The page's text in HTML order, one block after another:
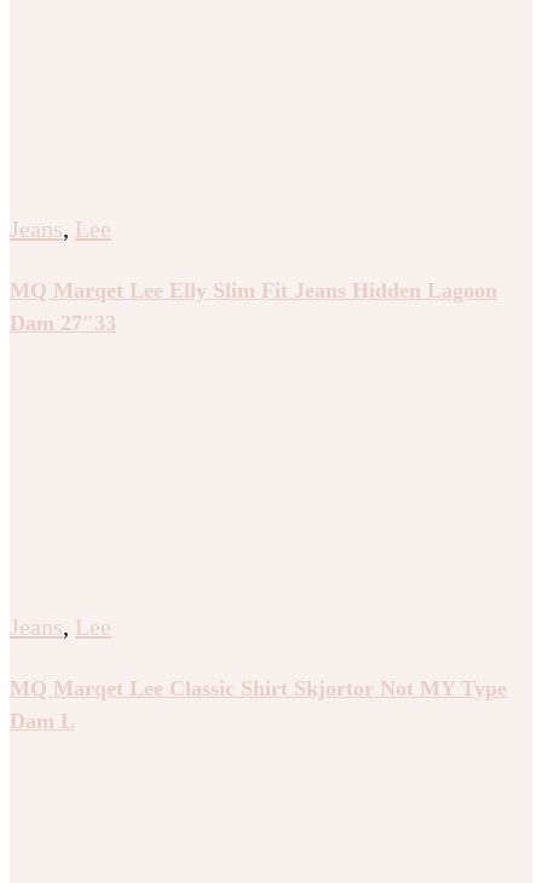
Jeans, Lee
MQ Marqet Lee Elly Slim Fit Jeans Hidden Lagoon
Dam 27″33
Jeans, Lee
MQ Marqet Lee Classic Shirt Skjortor Not MY Type
Dam L